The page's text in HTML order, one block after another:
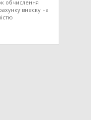
обчислення
внеску на